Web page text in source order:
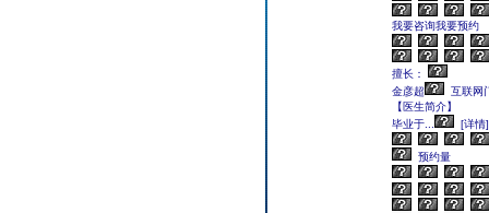
我要咨询我要预约
擅长：
金彦超
互联网
【医生简介】
毕业于...
[详情]
预约量